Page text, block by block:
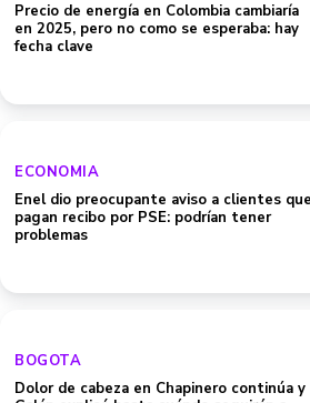
Precio de energía en Colombia cambiaría
en 2025, pero no como se esperaba: hay
fecha clave
ECONOMIA
Enel dio preocupante aviso a clientes que
pagan recibo por PSE: podrían tener
problemas
BOGOTA
Dolor de cabeza en Chapinero continúa y